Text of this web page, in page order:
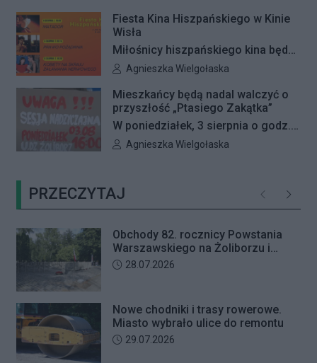
przerwane. Ich kontynuację
zaplanowano na koniec sierpnia
oszustów działających metodą „na
wnuczkę”. Policjanci zatrzymali 32-
letniego mężczyznę w chwili, gdy
przyszedł odebrać przygotowane
przez seniorkę 23 tysiące złotych.
Mężczyzna usłyszał zarzut
usiłowania oszustwa i decyzją sądu
trafił na trzy miesiące do aresztu.
Fiesta Kina Hiszpańskiego w Kinie
Wisła
Miłośnicy hiszpańskiego kina będą
mieli wyjątkową okazję, by
kultowe filmy Pedra Almodóvara. Od
4 do 6 sierpnia Kino Wisła zaprasza
na Fiestę Kina Hiszpańskiego.
Autor artykułu:
Agnieszka Wielgołaska
Mieszkańcy będą nadal walczyć o
przyszłość „Ptasiego Zakątka”
W poniedziałek, 3 sierpnia o godz.
16:00 odbędzie się nadzwyczajna
obywatelskiej inicjatywy
uchwałodawczej dotyczącej
zaniechania budowy przy ul.
Ficowskiego.
Autor artykułu:
Agnieszka Wielgołaska
PRZECZYTAJ Poprzednie
Obchody 82. rocznicy Powstania
Warszawskiego na Żoliborzu i
Bielanach
Data dodania artykułu:
28.07.2026
Nowe chodniki i trasy rowerowe.
Miasto wybrało ulice do remontu
Data dodania artykułu:
29.07.2026